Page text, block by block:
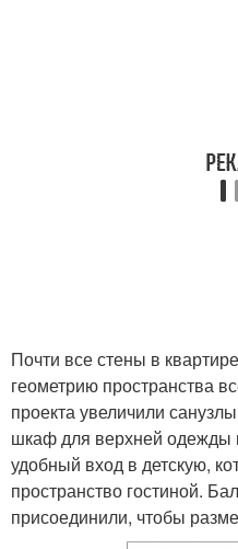
Почти все стены в
геометрию пространства
проекта увеличили
шкаф для верхней одежды
удобный вход в детскую,
пространство гостиной.
присоединили, чтобы